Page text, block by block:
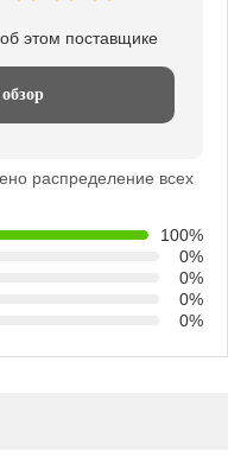
этом поставщике
распределение всех
100%
0%
0%
0%
0%